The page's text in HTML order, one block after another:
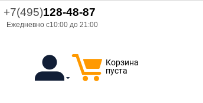
+7(495)128-48-87
Ежедневно с10:00 до 21:00
Корзина
пуста